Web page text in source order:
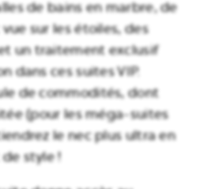
de bains en marbre, de
sur les étoiles, des
un traitement exclusif
dans ces suites VIP.
de commodités, dont
(pour les méga-suites
le nec plus ultra en
style !